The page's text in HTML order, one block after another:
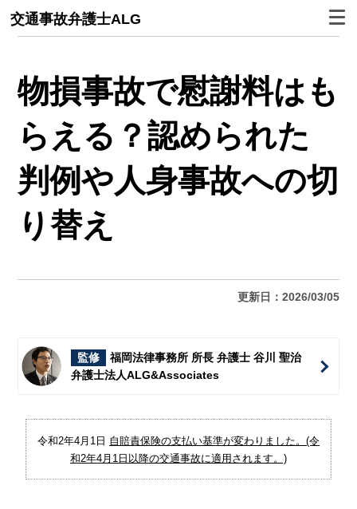
交通事故弁護士ALG
物損事故で慰謝料はも
らえる？認められた
判例や人身事故への切
り替え
更新日：2026/03/05
監修
福岡法律事務所 所長 弁護士 谷川 聖治
弁護士法人ALG&Associates
令和2年4月1日 自賠責保険の支払い基準が変わりました。(令
和2年4月1日以降の交通事故に適用されます。)